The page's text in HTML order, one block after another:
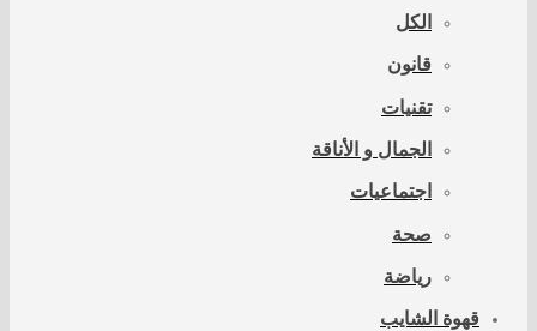
الكل
قانون
تقنيات
الجمال و الأناقة
اجتماعيات
صحة
رياضة
قهوة الشايب